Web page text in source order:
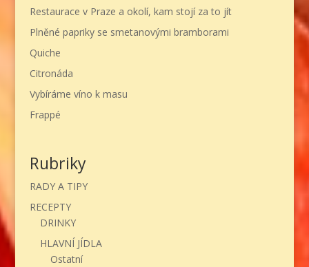
Restaurace v Praze a okolí, kam stojí za to jít
Plněné papriky se smetanovými bramborami
Quiche
Citronáda
Vybíráme víno k masu
Frappé
Rubriky
RADY A TIPY
RECEPTY
DRINKY
HLAVNÍ JÍDLA
Ostatní